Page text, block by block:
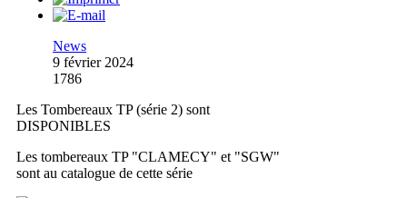
News
9 février 2024
1786
Les Tombereaux TP (série 2) sont
DISPONIBLES
Les tombereaux TP "CLAMECY" et "SGW"
sont au catalogue de cette série